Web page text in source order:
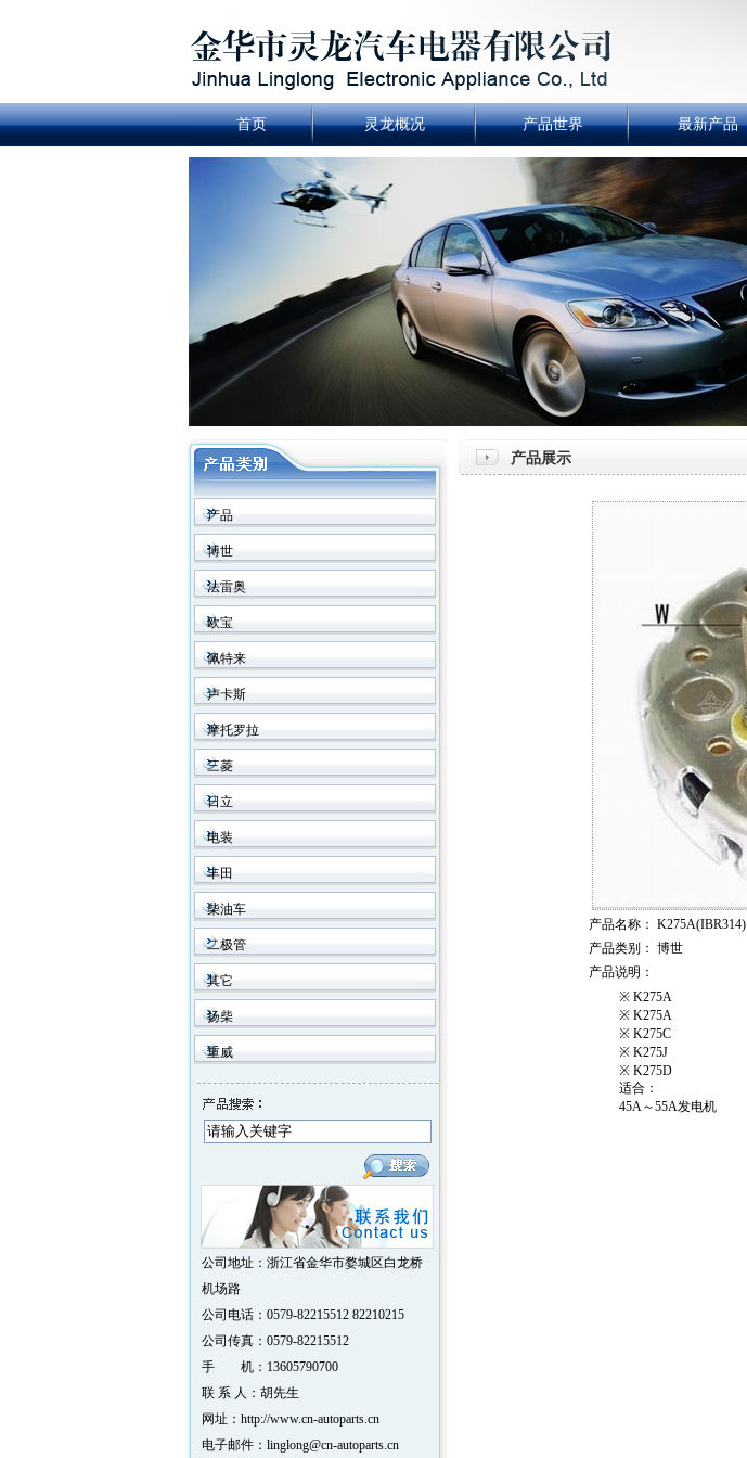
首页 灵龙概况 产品世界 最新产品
产品
博世
法雷奥
欧宝
佩特来
卢卡斯
摩托罗拉
三菱
日立
电装
丰田
柴油车
二极管
其它
扬柴
重威
公司地址：浙江省金华市婺城区白龙桥
机场路
公司电话：0579-82215512 82210215
公司传真：0579-82215512
手 机：13605790700
联 系 人：胡先生
网址：http://www.cn-autoparts.cn
电子邮件：linglong@cn-autoparts.cn
产品展示
产品名称 ： K275A(IBR314)
产品类别 ： 博世
产品说明 ：
※ K275A
※ K275A
※ K275C
※ K275J
※ K275D
适合：
45A～55A发电机